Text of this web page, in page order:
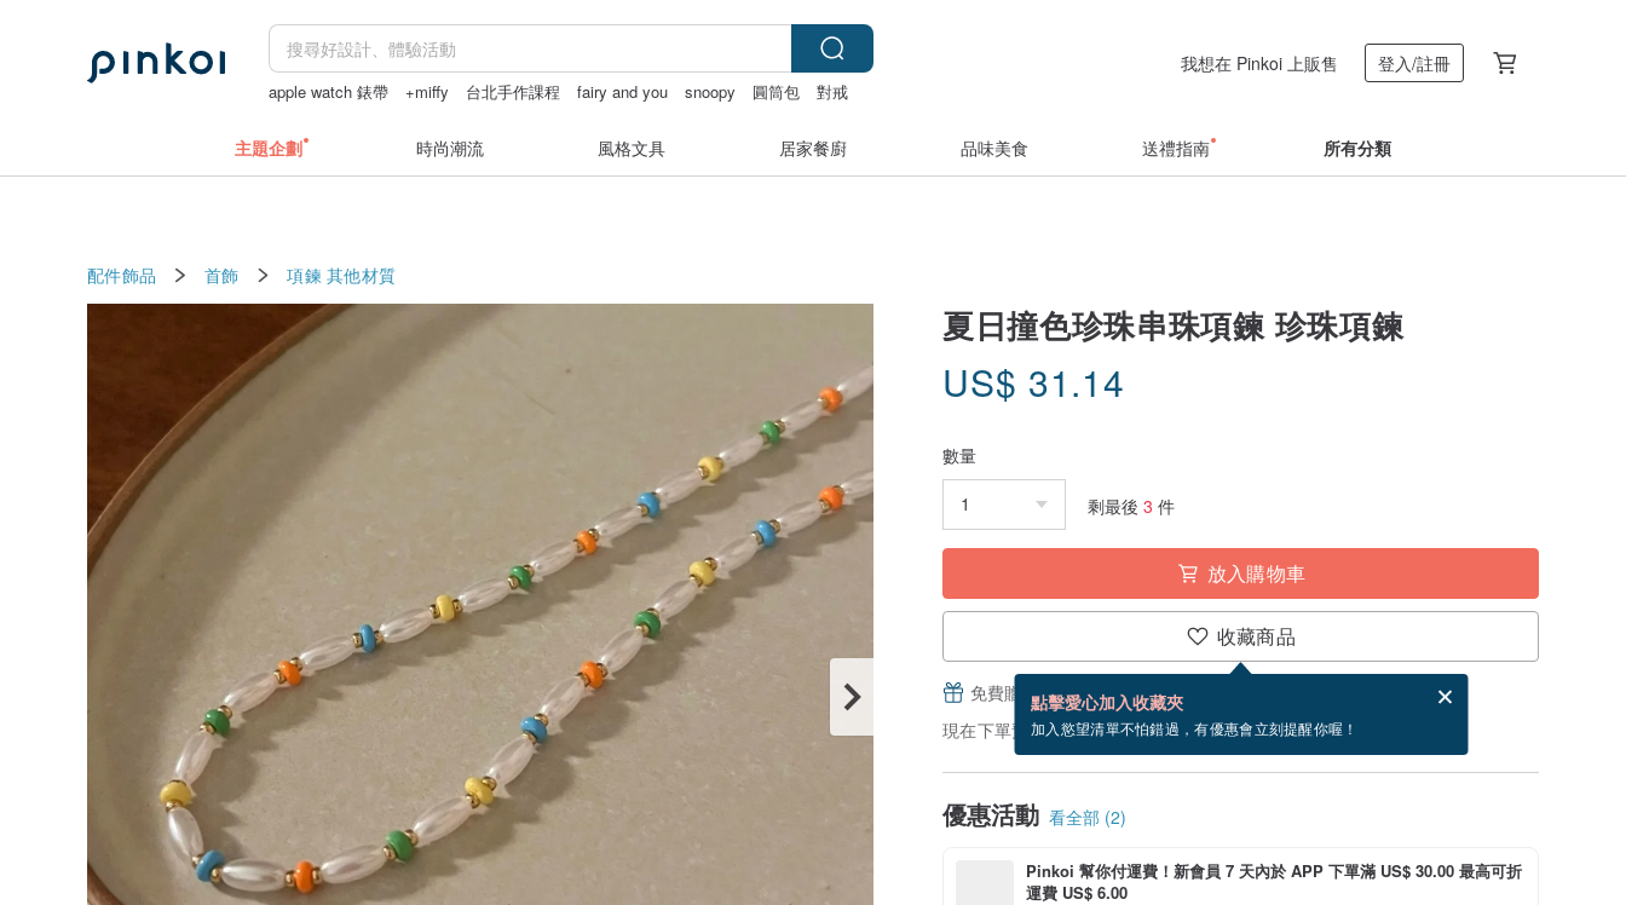
apple watch 錶帶 +miffy 台北手作課程 fairy and you snoopy 圓筒包
對戒
我想在 Pinkoi 上販售 登入/註冊
主題企劃 時尚潮流 風格文具 居家餐廚 品味美食 送禮指南 所有分類
配件飾品 首飾 項鍊 其他材質
夏日撞色珍珠串珠項鍊 珍珠項鍊
US$ 31.14
數量
剩最後 3 件
放入購物車
收藏商品
點擊愛心加入收藏夾
加入慾望清單不怕錯過，有優惠會立刻提醒你喔！
免費贈送電子賀卡，結帳完成後填寫
現在下單預估 8/22~9/12 到貨。
優惠活動 看全部 (2)
Pinkoi 幫你付運費！新會員 7 天內於 APP 下單滿 US$ 30.00 最高可折
運費 US$ 6.00